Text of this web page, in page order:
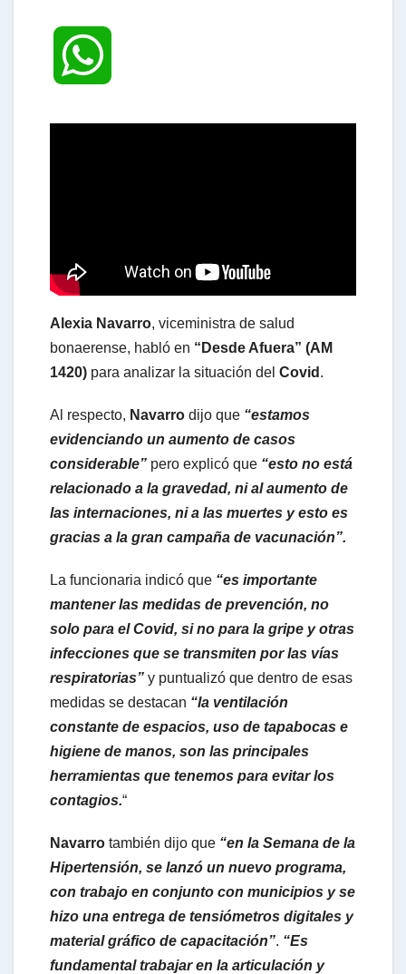
A
p
Alexia Navarro, viceministra de salud
bonaerense, habló en “Desde Afuera” (AM
1420) para analizar la situación del Covid .
Al respecto, Navarro dijo que “estamos
evidenciando un aumento de casos
considerable” pero explicó que “esto no está
relacionado a la gravedad, ni al aumento de
las internaciones, ni a las muertes y esto es
gracias a la gran campaña de vacunación”.
La funcionaria indicó que “es importante
mantener las medidas de prevención, no
solo para el Covid, si no para la gripe y otras
infecciones que se transmiten por las vías
respiratorias” y puntualizó que dentro de esas
medidas se destacan “la ventilación
constante de espacios, uso de tapabocas e
higiene de manos, son las principales
herramientas que tenemos para evitar los
contagios.“
Navarro también dijo que “en la Semana de la
Hipertensión, se lanzó un nuevo programa,
con trabajo en conjunto con municipios y se
hizo una entrega de tensiómetros digitales y
material gráfico de capacitación”. “Es
fundamental trabajar en la articulación y